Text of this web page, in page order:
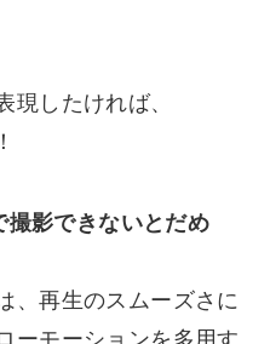
現したければ、
影できないとだめ
、再生のスムーズさに